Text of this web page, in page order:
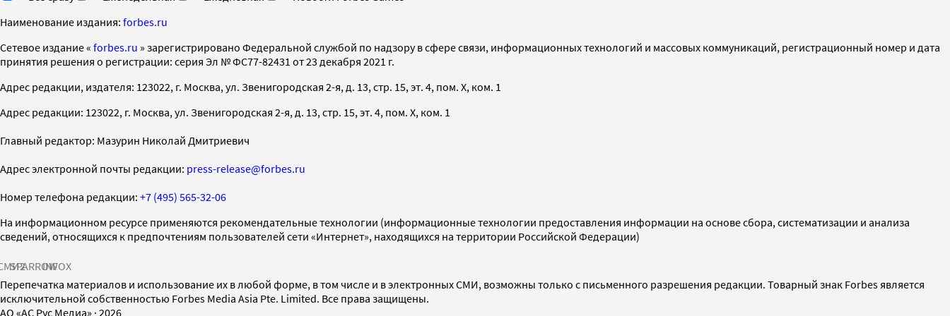
Наименование издания: forbes.ru
Cетевое издание « forbes.ru » зарегистрировано Федеральной службой по надзору в сфере связи, информационных технологий и массовых коммуникаций, регистрационный номер и дата
принятия решения о регистрации: серия Эл № ФС77-82431 от 23 декабря 2021 г.
Адрес редакции, издателя: 123022, г. Москва, ул. Звенигородская 2-я, д. 13, стр. 15, эт. 4, пом. X, ком. 1
Адрес редакции: 123022, г. Москва, ул. Звенигородская 2-я, д. 13, стр. 15, эт. 4, пом. X, ком. 1
Главный редактор: Мазурин Николай Дмитриевич
Адрес электронной почты редакции: press-release@forbes.ru
Номер телефона редакции: +7 (495) 565-32-06
На информационном ресурсе применяются рекомендательные технологии (информационные технологии предоставления информации на основе сбора, систематизации и анализа
сведений, относящихся к предпочтениям пользователей сети «Интернет», находящихся на территории Российской Федерации)
SPARROWINFOX
Перепечатка материалов и использование их в любой форме, в том числе и в электронных СМИ, возможны только с письменного разрешения редакции. Товарный знак Forbes является
исключительной собственностью Forbes Media Asia Pte. Limited. Все права защищены.
AO «АС Рус Медиа» · 2026